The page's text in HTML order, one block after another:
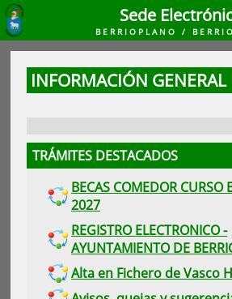
Sede
BERRIOPLANO /
INFORMACIÓN GENERAL
TRÁMITES DESTACADOS
BECAS COMEDOR CURSO
2027
REGISTRO ELECTRONICO -
AYUNTAMIENTO DE
Alta en Fichero de Vasco